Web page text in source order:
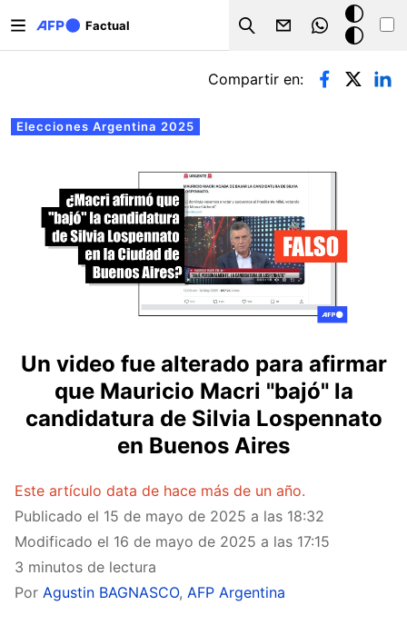
Factual
Search
Modo
oscuro
Solapas principales
Elecciones Argentina 2025
Compartir en:
Un video fue alterado para afirmar
que Mauricio Macri "bajó" la
candidatura de Silvia Lospennato
en Buenos Aires
Este artículo data de hace más de un año.
Publicado el 15 de mayo de 2025 a las 18:32
Modificado el 16 de mayo de 2025 a las 17:15
3 minutos de lectura
Por Agustin BAGNASCO, AFP Argentina